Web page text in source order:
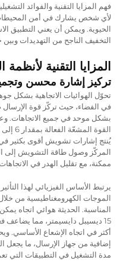
فهم المزايا التقنية والفوائد
لأي شخص يشارك في أمن المحيطات
الحيوية. ويمكن أن يعني التطبيق
التخفيف الناجح من التهديدات
المزايا التقنية لأنظمة
تركيز إشارة محسن
تحوّل الهوائيات الاتجاهية بشكل
في الفضاء، حيث تركّز قوة
بشكل موحد في جميع الاتجاهات.
يُنتج إشارات تشويش أقوى بكثير
المركّز وصول طاقة التشويش إلى
ممكنة، مع تقليل الهدر في
يرتبط الأساس الفيزيائي لهذا
الموجات الكهرومغناطيسية من
المناسبة. الحديثة هوائي اتجاه
أكثر في اتجاه الإشعاع الأساسي.
إضافية من جهاز الإرسال، ما يجعل
مدة التشغيل في التطبيقات التي